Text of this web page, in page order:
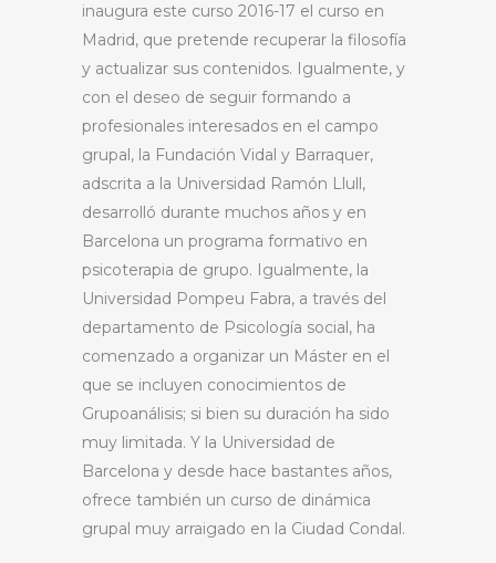
inaugura este curso 2016-17 el curso en
Madrid, que pretende recuperar la filosofía
y actualizar sus contenidos. Igualmente, y
con el deseo de seguir formando a
profesionales interesados en el campo
grupal, la Fundación Vidal y Barraquer,
adscrita a la Universidad Ramón Llull,
desarrolló durante muchos años y en
Barcelona un programa formativo en
psicoterapia de grupo. Igualmente, la
Universidad Pompeu Fabra, a través del
departamento de Psicología social, ha
comenzado a organizar un Máster en el
que se incluyen conocimientos de
Grupoanálisis; si bien su duración ha sido
muy limitada. Y la Universidad de
Barcelona y desde hace bastantes años,
ofrece también un curso de dinámica
grupal muy arraigado en la Ciudad Condal.